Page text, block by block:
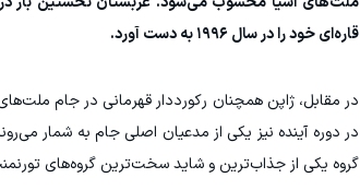
قاره‌ای خود را در سال ۱۹۹۶ به دست آورد.
در مقابل، ژاپن همچنان رکورددار قهرمانی در جام
در دوره آینده نیز یکی از مدعیان اصلی جام به شمار
گروه یکی از جذاب‌ترین و شاید سخت‌ترین گروه‌های